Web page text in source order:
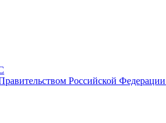
Российской